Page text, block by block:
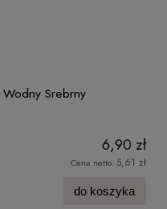
Srebrny
6,90 zł
Cena netto: 5,61 zł
do koszyka